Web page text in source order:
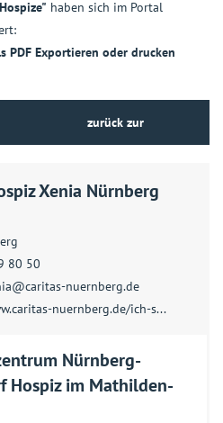
haben sich im Portal
PDF Exportieren oder drucken
zurück zur
Xenia Nürnberg
80 50
nuernberg.de
nuernberg.de/ich-s...
Nürnberg-
Hospiz im Mathilden-